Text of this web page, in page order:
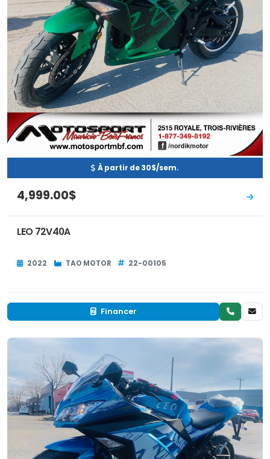
À partir de 30$/sem.
4,999.00$
LEO 72V40A
2022 TAO MOTOR 22-00105
Financer
EN INVENTAIRE